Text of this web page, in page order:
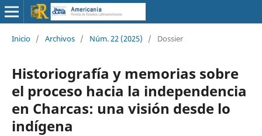
Inicio / Archivos / Núm. 22 (2025) / Dossier
Historiografía y memorias sobre
el proceso hacia la independencia
en Charcas: una visión desde lo
indígena